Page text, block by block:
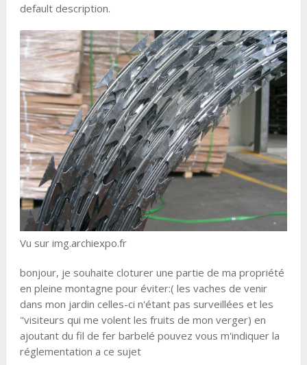
default description.
Vu sur img.archiexpo.fr
bonjour, je souhaite cloturer une partie de ma propriété
en pleine montagne pour éviter:( les vaches de venir
dans mon jardin celles-ci n'étant pas surveillées et les
"visiteurs qui me volent les fruits de mon verger) en
ajoutant du fil de fer barbelé pouvez vous m'indiquer la
réglementation a ce sujet